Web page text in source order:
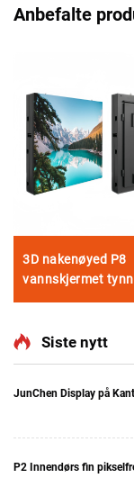
Anbefalte
3D nakenøyed P8
vannskjermet tynn
Siste nytt
JunChen Display på
P2 Innendørs fin